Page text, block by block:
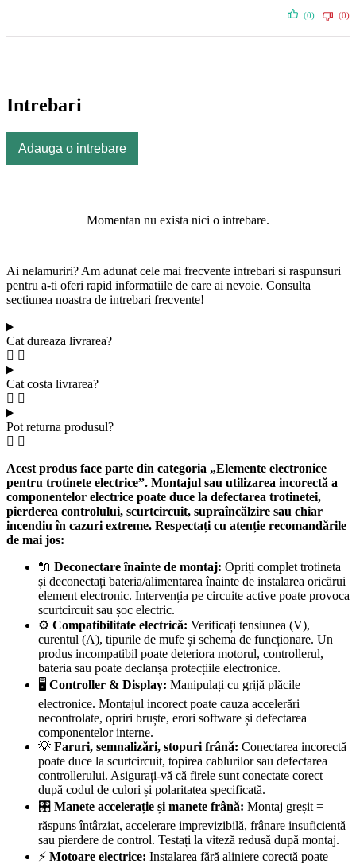
(0) (0)
Intrebari
Adauga o intrebare
Momentan nu exista nici o intrebare.
Ai nelamuriri? Am adunat cele mai frecvente intrebari si raspunsuri
pentru a-ti oferi rapid informatiile de care ai nevoie. Consulta
sectiunea noastra de intrebari frecvente!
Cat dureaza livrarea?
Cat costa livrarea?
Pot returna produsul?
Acest produs face parte din categoria „Elemente electronice
pentru trotinete electrice”. Montajul sau utilizarea incorectă a
componentelor electrice poate duce la defectarea trotinetei,
pierderea controlului, scurtcircuit, supraîncălzire sau chiar
incendiu în cazuri extreme. Respectați cu atenție recomandările
de mai jos:
🔌 Deconectare înainte de montaj: Opriți complet trotineta
și deconectați bateria/alimentarea înainte de instalarea oricărui
element electronic. Intervenția pe circuite active poate provoca
scurtcircuit sau șoc electric.
⚙️ Compatibilitate electrică: Verificați tensiunea (V),
curentul (A), tipurile de mufe și schema de funcționare. Un
produs incompatibil poate deteriora motorul, controllerul,
bateria sau poate declanșa protecțiile electronice.
🖥️ Controller & Display: Manipulați cu grijă plăcile
electronice. Montajul incorect poate cauza accelerări
necontrolate, opriri bruște, erori software și defectarea
componentelor interne.
💡 Faruri, semnalizări, stopuri frână: Conectarea incorectă
poate duce la scurtcircuit, topirea cablurilor sau defectarea
controllerului. Asigurați-vă că firele sunt conectate corect
după codul de culori și polaritatea specificată.
🎛️ Manete accelerație și manete frână: Montaj greșit =
răspuns întârziat, accelerare imprevizibilă, frânare insuficientă
sau pierdere de control. Testați la viteză redusă după montaj.
⚡ Motoare electrice: Instalarea fără aliniere corectă poate